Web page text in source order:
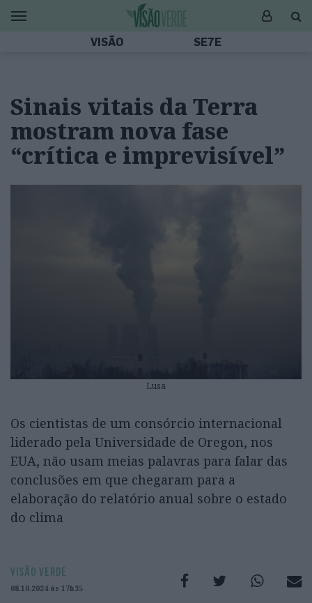
VISÃO SE7E
Sinais vitais da Terra
mostram nova fase
“crítica e imprevisível”
Lusa
Os cientistas de um consórcio internacional
liderado pela Universidade de Oregon, nos
EUA, não usam meias palavras para falar das
conclusões em que chegaram para a
elaboração do relatório anual sobre o estado
do clima
VISÃO VERDE
08.10.2024 às 17h35